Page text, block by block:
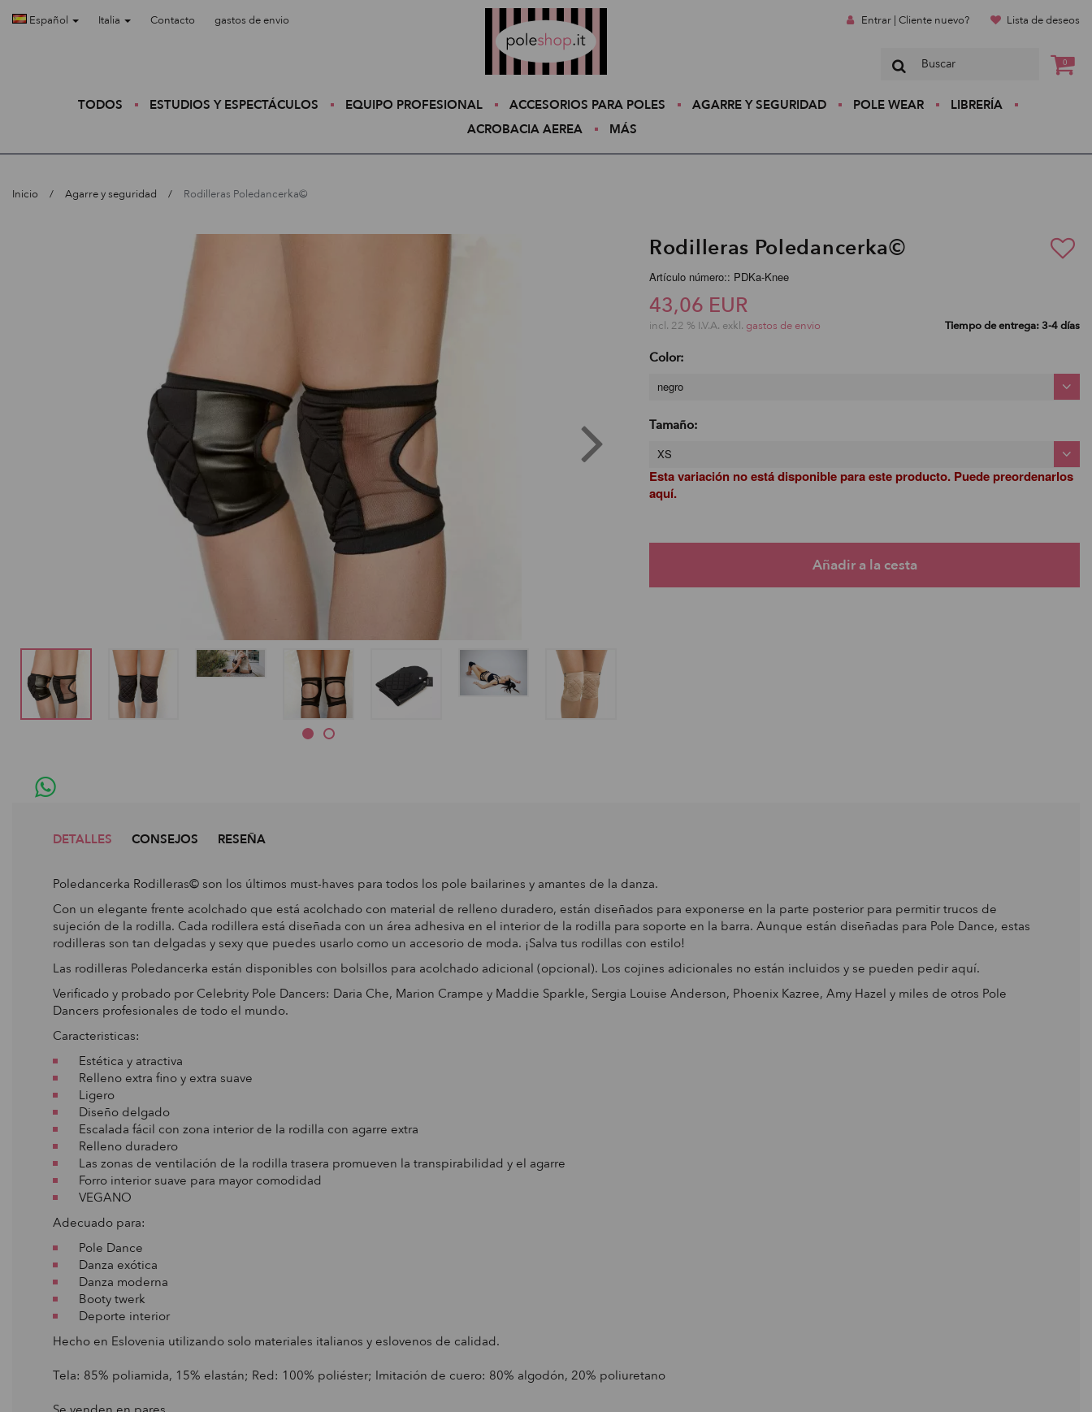
Español Italia Contacto gastos de envio Entrar | Cliente nuevo? Lista de deseos
0
TODOS ESTUDIOS Y ESPECTÁCULOS EQUIPO PROFESIONAL ACCESORIOS PARA POLES AGARRE Y SEGURIDAD POLE WEAR
LIBRERÍA
ACROBACIA AEREA
MÁS
Inicio Agarre y seguridad Rodilleras Poledancerka©
Rodilleras Poledancerka©
Artículo número:: PDKa-Knee
43,06 EUR
incl. 22 % I.V.A. exkl. gastos de envio Tiempo de entrega: 3-4 días
Color:
negro
Tamaño:
XS
Esta variación no está disponible para este producto. Puede preordenarlos
aquí.
DETALLES CONSEJOS RESEÑA
Poledancerka Rodilleras© son los últimos must-haves para todos los pole bailarines y amantes de la danza.
Con un elegante frente acolchado que está acolchado con material de relleno duradero, están diseñados para exponerse en la parte posterior para permitir trucos de
sujeción de la rodilla. Cada rodillera está diseñada con un área adhesiva en el interior de la rodilla para soporte en la barra. Aunque están diseñadas para Pole Dance, estas
rodilleras son tan delgadas y sexy que puedes usarlo como un accesorio de moda. ¡Salva tus rodillas con estilo!
Las rodilleras Poledancerka están disponibles con bolsillos para acolchado adicional (opcional). Los cojines adicionales no están incluidos y se pueden pedir aquí.
Verificado y probado por Celebrity Pole Dancers: Daria Che, Marion Crampe y Maddie Sparkle, Sergia Louise Anderson, Phoenix Kazree, Amy Hazel y miles de otros Pole
Dancers profesionales de todo el mundo.
Caracteristicas:
Estética y atractiva
Relleno extra fino y extra suave
Ligero
Diseño delgado
Escalada fácil con zona interior de la rodilla con agarre extra
Relleno duradero
Las zonas de ventilación de la rodilla trasera promueven la transpirabilidad y el agarre
Forro interior suave para mayor comodidad
VEGANO
Adecuado para:
Pole Dance
Danza exótica
Danza moderna
Booty twerk
Deporte interior
Hecho en Eslovenia utilizando solo materiales italianos y eslovenos de calidad.
Tela: 85% poliamida, 15% elastán; Red: 100% poliéster; Imitación de cuero: 80% algodón, 20% poliuretano